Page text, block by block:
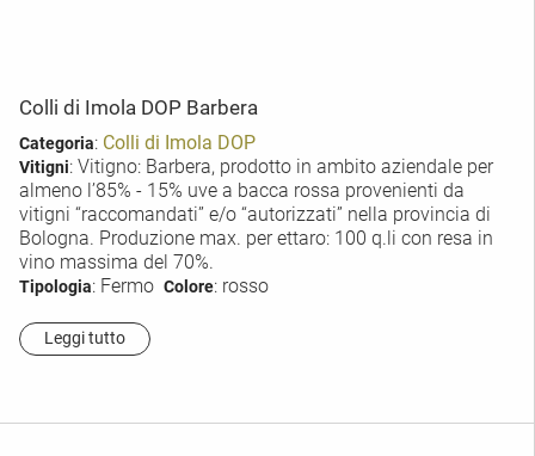
Colli di Imola DOP Barbera
Categoria: Colli di Imola DOP
Vitigni: Vitigno: Barbera, prodotto in ambito aziendale per
almeno l’85% - 15% uve a bacca rossa provenienti da
vitigni “raccomandati” e/o “autorizzati” nella provincia di
Bologna. Produzione max. per ettaro: 100 q.li con resa in
vino massima del 70%.
Tipologia: Fermo Colore: rosso
Leggi tutto